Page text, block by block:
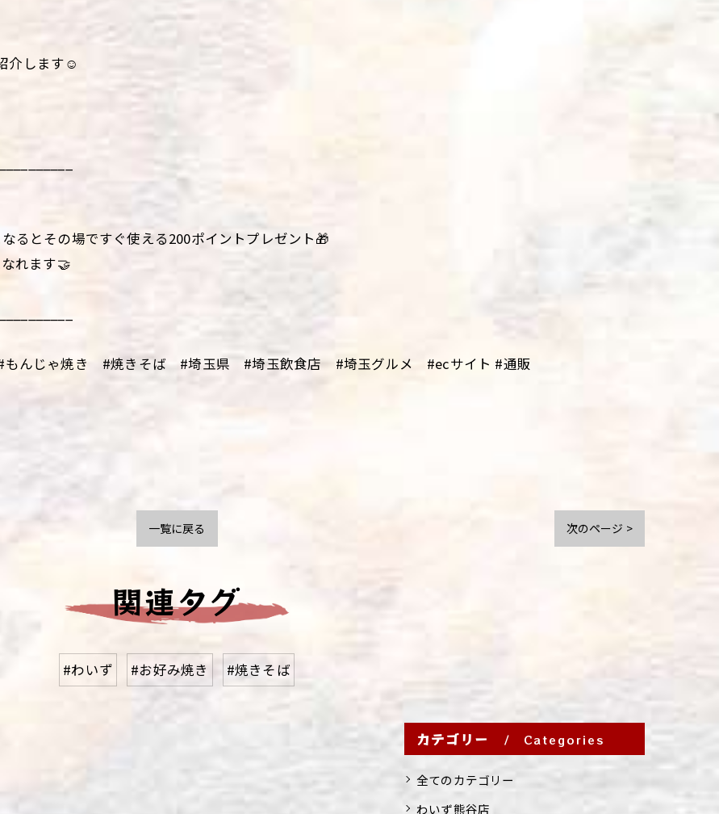
介します☺️
るとその場ですぐ使える200ポイントプレゼント🎁
れます🤝
んじゃ焼き #焼きそば #埼玉県 #埼玉飲食店 #埼玉グルメ #ecサイト #通販
一覧に戻る 次のページ >
関連タグ
#わいず #お好み焼き #焼きそば
カテゴリー Categories
全てのカテゴリー
わいず熊谷店